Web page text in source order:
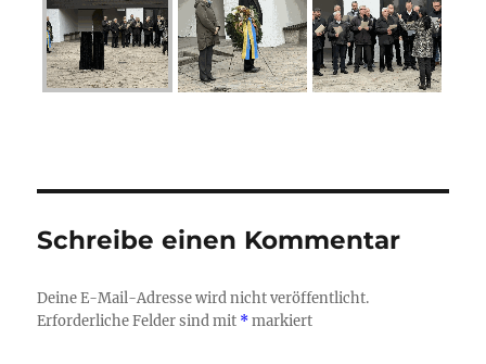
Schreibe einen Kommentar
Deine E-Mail-Adresse wird nicht veröffentlicht.
Erforderliche Felder sind mit *markiert